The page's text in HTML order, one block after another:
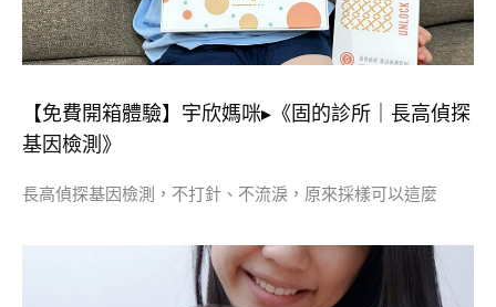
【免費開箱體驗】宇欣媽咪▸《固的診所｜長高偵探
基因檢測》
長高偵探基因檢測，不打針、不流淚，原來採樣可以這麼